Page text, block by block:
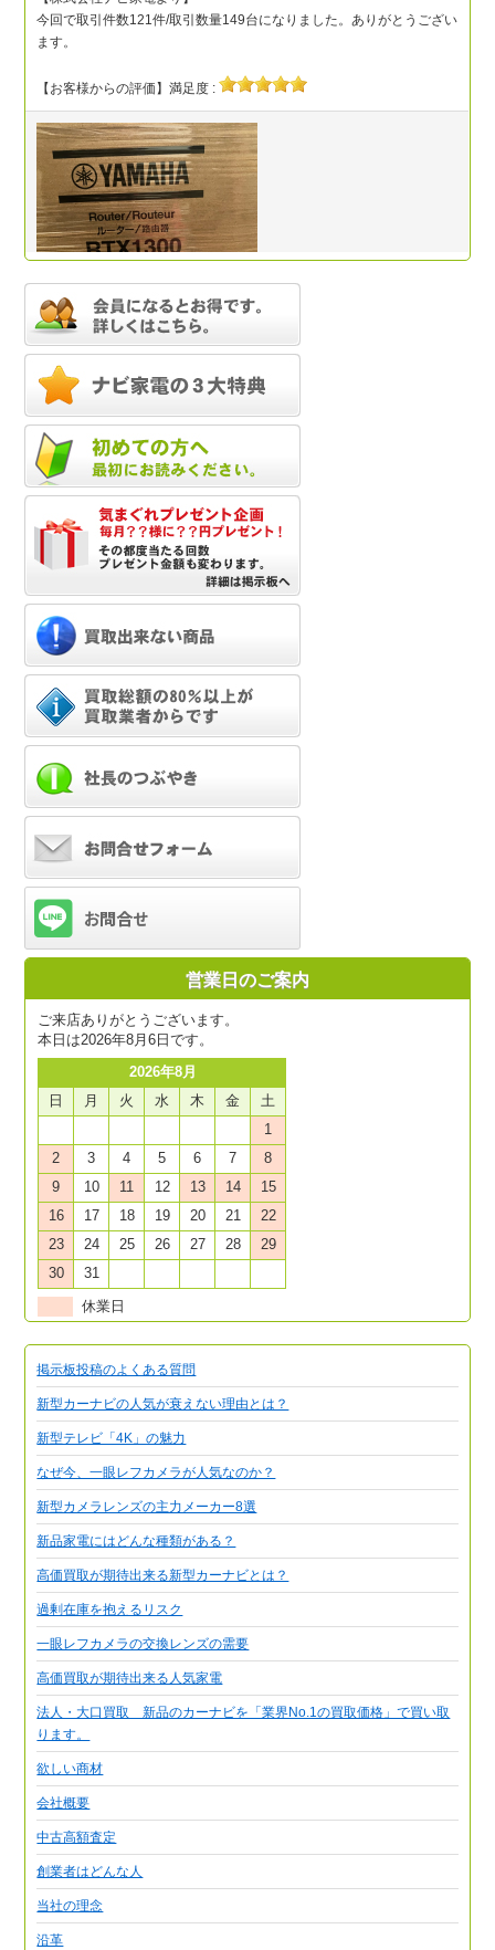
営業日のご案内
ご来店ありがとうございます。
本日は2026年8月6日です。
2026年8月
日
月 火 水 木 金
土
1
2
3 4 5 6 7
8
9
10 11 12 13 14
15
16
17 18 19 20 21
22
23
24 25 26 27 28
29
30
31
休業日
掲示板投稿のよくある質問
新型カーナビの人気が衰えない理由とは？
新型テレビ「4K」の魅力
なぜ今、一眼レフカメラが人気なのか？
新型カメラレンズの主力メーカー8選
新品家電にはどんな種類がある？
高価買取が期待出来る新型カーナビとは？
過剰在庫を抱えるリスク
一眼レフカメラの交換レンズの需要
高価買取が期待出来る人気家電
法人・大口買取 新品のカーナビを「業界No.1の買取価格」で買い取
ります。
欲しい商材
会社概要
中古高額査定
創業者はどんな人
当社の理念
沿革